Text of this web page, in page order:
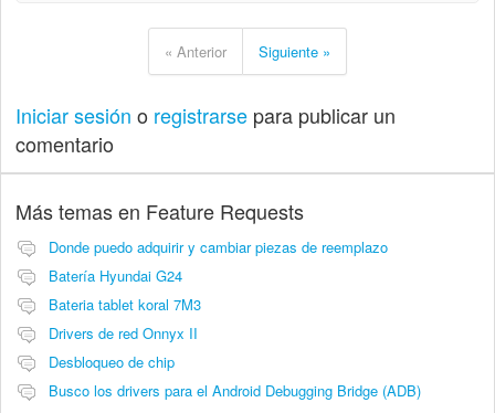
« Anterior Siguiente »
Iniciar sesión o registrarse para publicar un
comentario
Más temas en Feature Requests
Donde puedo adquirir y cambiar piezas de reemplazo
Batería Hyundai G24
Bateria tablet koral 7M3
Drivers de red Onnyx II
Desbloqueo de chip
Busco los drivers para el Android Debugging Bridge (ADB)